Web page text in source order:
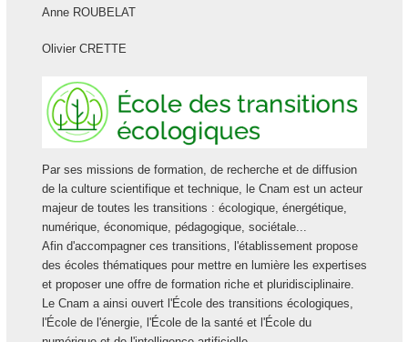
Anne ROUBELAT
Olivier CRETTE
Par ses missions de formation, de recherche et de diffusion
de la culture scientifique et technique, le Cnam est un acteur
majeur de toutes les transitions : écologique, énergétique,
numérique, économique, pédagogique, sociétale...
Afin d'accompagner ces transitions, l'établissement propose
des écoles thématiques pour mettre en lumière les expertises
et proposer une offre de formation riche et pluridisciplinaire.
Le Cnam a ainsi ouvert l'École des transitions écologiques,
l'École de l'énergie, l'École de la santé et l'École du